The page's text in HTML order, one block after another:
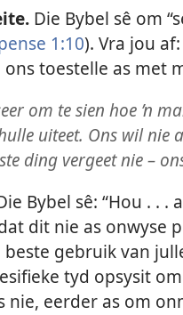
Die Bybel sê om
1:10). Vra jou
toestelle as met
om te sien hoe ’n
uiteet. Ons wil nie
ding vergeet nie –
Bybel sê: “Hou . .
dit nie as onwyse
gebruik van
tyd opsysit
nie, eerder as om